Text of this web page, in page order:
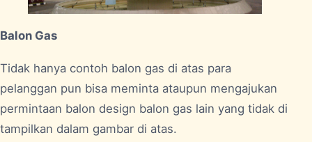
Balon Gas
Tidak hanya contoh balon gas di atas para
pelanggan pun bisa meminta ataupun mengajukan
permintaan balon design balon gas lain yang tidak di
tampilkan dalam gambar di atas.